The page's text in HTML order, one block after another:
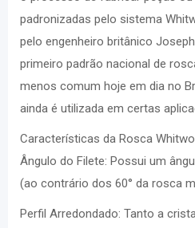
padronizadas pelo sistema
pelo engenheiro britânico
primeiro padrão nacional de
menos comum hoje em dia no
ainda é utilizada em certas
Características da Rosca
Ângulo do Filete: Possui um
(ao contrário dos 60° da rosca
Perfil Arredondado: Tanto a